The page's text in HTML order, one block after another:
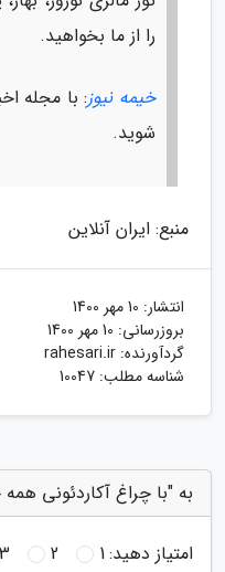
را از ما بخواهید.
خیمه نیوز: با مجله
شوید.
منبع: ایران آنلاین
انتشار: 10 مهر 1400
بروزرسانی: 10 مهر 1400
گردآورنده: rahesari.ir
شناسه مطلب: 10047
به "با چراغ آکاردئونی
امتیاز دهید:1
2
3